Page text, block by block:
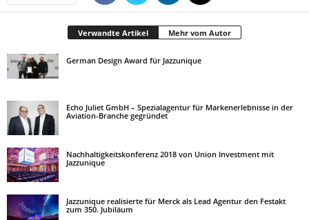
Verwandte Artikel Mehr vom Autor
German Design Award für Jazzunique
Echo Juliet GmbH – Spezialagentur für Markenerlebnisse in der
Aviation-Branche gegründet
Nachhaltigkeitskonferenz 2018 von Union Investment mit
Jazzunique
Jazzunique realisierte für Merck als Lead Agentur den Festakt
zum 350. Jubiläum